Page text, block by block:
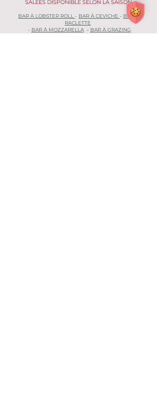
SALÉES DISPONIBLE SELON LA SAISON
BAR À LOBSTER ROLL - BAR À CEVICHE - BAR À
RACLETTE
- BAR À MOZZARELLA- BAR À GRAZING